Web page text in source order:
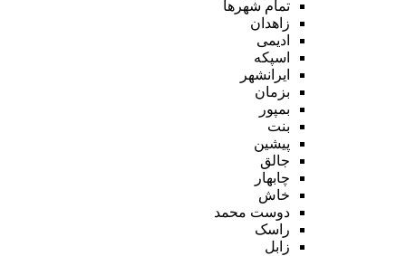
تمام شهر‌ها
زاهدان
ادیمی
اسپکه
ایرانشهر
بزمان
بمپور
بنت
پیشین
جالق
چابهار
خاش
دوست محمد
راسک
زابل